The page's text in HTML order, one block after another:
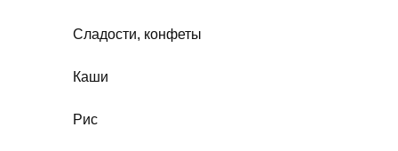
Сладости, конфеты
Каши
Рис